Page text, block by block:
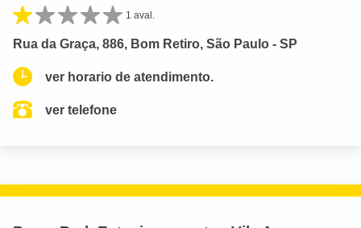
1 aval.
Rua da Graça, 886, Bom Retiro, São Paulo - SP
ver horario de atendimento.
ver telefone